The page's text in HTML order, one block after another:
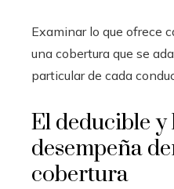
Examinar lo que ofrece
una cobertura que se
particular de cada
El deducible
desempeña
cobertura